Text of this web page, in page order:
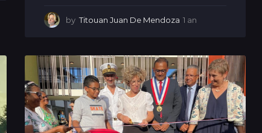
by Titouan Juan De Mendoza 1 an